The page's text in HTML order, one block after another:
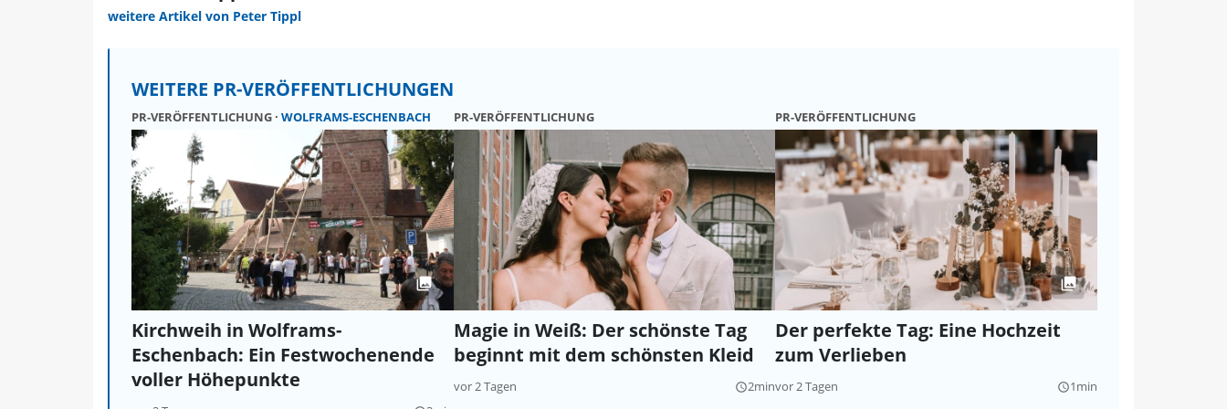
weitere Artikel von Peter Tippl
WEITERE PR-VERÖFFENTLICHUNGEN
PR-VERÖFFENTLICHUNG WOLFRAMS-ESCHENBACH
Kirchweih in Wolframs-
Eschenbach: Ein Festwochenende
voller Höhepunkte
PR-VERÖFFENTLICHUNG
Magie in Weiß: Der schönste Tag
beginnt mit dem schönsten Kleid
vor 2 Tagen query_builder2min
PR-VERÖFFENTLICHUNG
Der perfekte Tag: Eine Hochzeit
zum Verlieben
vor 2 Tagen query_builder1min